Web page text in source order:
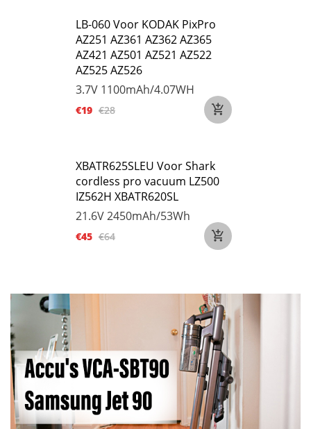
LB-060 Voor KODAK PixPro
AZ251 AZ361 AZ362 AZ365
AZ421 AZ501 AZ521 AZ522
AZ525 AZ526
3.7V 1100mAh/4.07WH
€19 €28
XBATR625SLEU Voor Shark
cordless pro vacuum LZ500
IZ562H XBATR620SL
21.6V2450mAh/53Wh
€45 €64